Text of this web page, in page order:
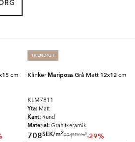
cm
TRENDIGT
KlinkerMariposa Grå Matt 12x12 cm
KLM7811
Yta: Matt
Kant: Rund
Material: Granitkeramik
708SEK/m2
994SEK/m2-29%